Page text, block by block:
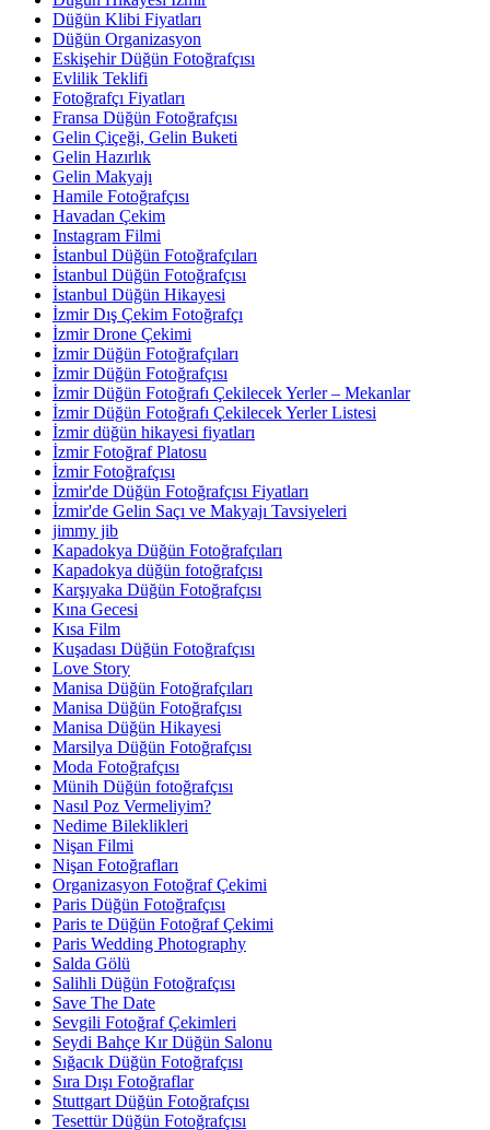
Düğün Klibi Fiyatları
Düğün Organizasyon
Eskişehir Düğün Fotoğrafçısı
Evlilik Teklifi
Fotoğrafçı Fiyatları
Fransa Düğün Fotoğrafçısı
Gelin Çiçeği, Gelin Buketi
Gelin Hazırlık
Gelin Makyajı
Hamile Fotoğrafçısı
Havadan Çekim
Instagram Filmi
İstanbul Düğün Fotoğrafçıları
İstanbul Düğün Fotoğrafçısı
İstanbul Düğün Hikayesi
İzmir Dış Çekim Fotoğrafçı
İzmir Drone Çekimi
İzmir Düğün Fotoğrafçıları
İzmir Düğün Fotoğrafçısı
İzmir Düğün Fotoğrafı Çekilecek Yerler – Mekanlar
İzmir Düğün Fotoğrafı Çekilecek Yerler Listesi
İzmir düğün hikayesi fiyatları
İzmir Fotoğraf Platosu
İzmir Fotoğrafçısı
İzmir'de Düğün Fotoğrafçısı Fiyatları
İzmir'de Gelin Saçı ve Makyajı Tavsiyeleri
jimmy jib
Kapadokya Düğün Fotoğrafçıları
Kapadokya düğün fotoğrafçısı
Karşıyaka Düğün Fotoğrafçısı
Kına Gecesi
Kısa Film
Kuşadası Düğün Fotoğrafçısı
Love Story
Manisa Düğün Fotoğrafçıları
Manisa Düğün Fotoğrafçısı
Manisa Düğün Hikayesi
Marsilya Düğün Fotoğrafçısı
Moda Fotoğrafçısı
Münih Düğün fotoğrafçısı
Nasıl Poz Vermeliyim?
Nedime Bileklikleri
Nişan Filmi
Nişan Fotoğrafları
Organizasyon Fotoğraf Çekimi
Paris Düğün Fotoğrafçısı
Paris te Düğün Fotoğraf Çekimi
Paris Wedding Photography
Salda Gölü
Salihli Düğün Fotoğrafçısı
Save The Date
Sevgili Fotoğraf Çekimleri
Seydi Bahçe Kır Düğün Salonu
Sığacık Düğün Fotoğrafçısı
Sıra Dışı Fotoğraflar
Stuttgart Düğün Fotoğrafçısı
Tesettür Düğün Fotoğrafçısı